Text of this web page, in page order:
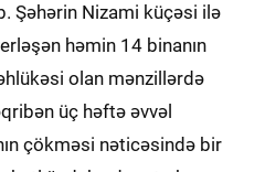
Şəhərin Nizami küçəsi ilə
həmin 14 binanın
olan mənzillərdə
üç həftə əvvəl
çökməsi nəticəsində bir